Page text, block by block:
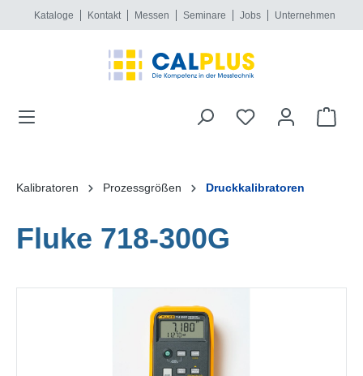
springen
Kataloge Kontakt Messen Seminare Jobs Unternehmen
Kalibratoren Prozessgrößen Druckkalibratoren
Fluke 718-300G